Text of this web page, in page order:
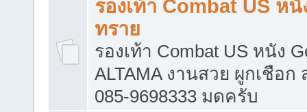
รองเท้า Combat US ห
ทราย
รองเท้า Combat US หนัง
ALTAMA งานสวย ผูกเชือก
085-9698333 มดครับ